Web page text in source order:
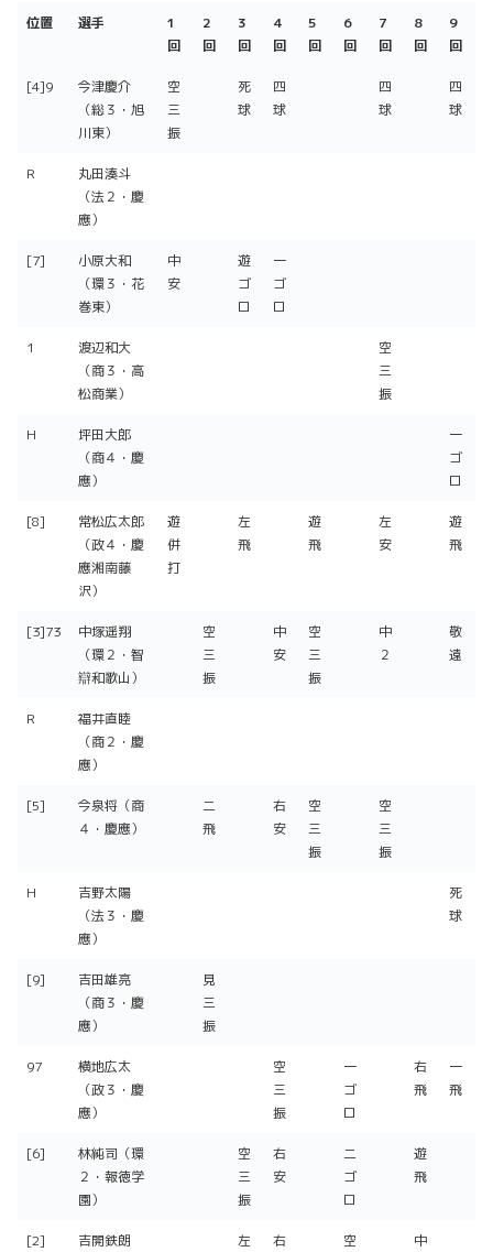
位置 選手
1
回
2
回
3
回
4
回
5
回
6
回
7
回
8
回
9
回
位置
選手
1
回
3
回
4
回
7
回
9
回
[4]9
今津慶介
（総３・旭
川東）
空
三
振
死
球
四
球
四
球
四
球
R
丸田湊斗
（法２・慶
應）
[7]
小原大和
（環３・花
巻東）
中
安
遊
ゴ
ロ
一
ゴ
ロ
1
渡辺和大
（商３・高
松商業）
空
三
振
H
坪田大郎
（商４・慶
應）
一
ゴ
ロ
[8]
常松広太郎
（政４・慶
應湘南藤
沢）
遊
併
打
左
飛
遊
飛
左
安
遊
飛
[3]73
中塚遥翔
（環２・智
辯和歌山）
空
三
振
中
安
空
三
振
中
２
敬
遠
R
福井直睦
（商２・慶
應）
[5]
今泉将（商
４・慶應）
二
飛
右
安
空
三
振
空
三
振
H
吉野太陽
（法３・慶
應）
死
球
[9]
吉田雄亮
（商３・慶
應）
見
三
振
97
横地広太
（政３・慶
應）
空
三
振
一
ゴ
ロ
右
飛
一
飛
[6]
林純司（環
２・報徳学
園）
空
三
振
右
安
二
ゴ
ロ
遊
飛
[2]
吉開鉄朗
左
右
空
中